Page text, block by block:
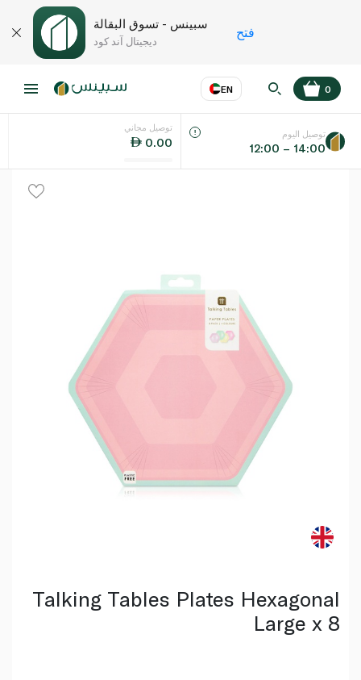
سبينس - تسوق البقالة
ديجيتال آند كود
فتح
EN
اللغة عر
0
توصيل مجاني
0.00
توصيل اليوم
12:00 – 14:00
Talking Tables Plates Hexagonal
Large x 8